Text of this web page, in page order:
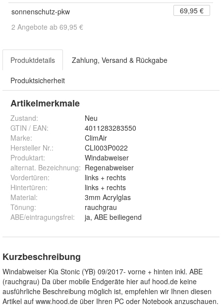
sonnenschutz-pkw
69,95 €
2 Angebote ab 69,95 €
Produktdetails Zahlung, Versand & Rückgabe
Produktsicherheit
Artikelmerkmale
Zustand:
Neu
GTIN / EAN:
4011283283550
Marke:
ClimAir
Hersteller Nr.:
CLI003P0022
Produktart:
Windabweiser
alternat. Bezeichnung: Regenabweiser
Vordertüren:
links + rechts
Hintertüren:
links + rechts
Material:
3mm Acrylglas
Tönung:
rauchgrau
ABE/eintragungsfrei: ja, ABE beiliegend
Kurzbeschreibung
Windabweiser Kia Stonic (YB) 09/2017- vorne + hinten inkl. ABE
(rauchgrau) Da über mobile Endgeräte hier auf hood.de keine
ausführliche Beschreibung möglich ist, empfehlen wir Ihnen diesen
Artikel auf www.hood.de über Ihren PC oder Notebook anzuschauen.